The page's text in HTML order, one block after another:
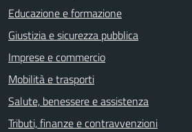
Educazione e formazione
Giustizia e sicurezza pubblica
Imprese e commercio
Mobilità e trasporti
Salute, benessere e assistenza
Tributi, finanze e contravvenzioni